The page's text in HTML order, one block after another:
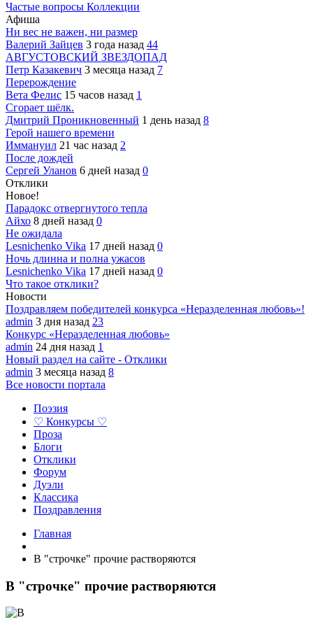
Частые вопросы Коллекции
Афиша
Ни вес не важен, ни размер
Валерий Зайцев 3 года назад 44
АВГУСТОВСКИЙ ЗВЕЗДОПАД
Петр Казакевич 3 месяца назад 7
Перерождение
Вета Фелис 15 часов назад 1
Сгорает шёлк.
Дмитрий Проникновенный 1 день назад 8
Герой нашего времени
Иммануил 21 час назад 2
После дождей
Сергей Уланов 6 дней назад 0
Отклики
Новое!
Парадокс отвергнутого тепла
Айхо 8 дней назад 0
Не ожидала
Lesnichenko Vika 17 дней назад 0
Ночь длинна и полна ужасов
Lesnichenko Vika 17 дней назад 0
Что такое отклики?
Новости
Поздравляем победителей конкурса «Неразделенная любовь»!
admin 3 дня назад 23
Конкурс «Неразделенная любовь»
admin 24 дня назад 1
Новый раздел на сайте - Отклики
admin 3 месяца назад 8
Все новости портала
Поэзия
♡ Конкурсы ♡
Проза
Блоги
Отклики
Форум
Дуэли
Классика
Поздравления
Главная
В "строчке" прочие растворяются
В "строчке" прочие растворяются